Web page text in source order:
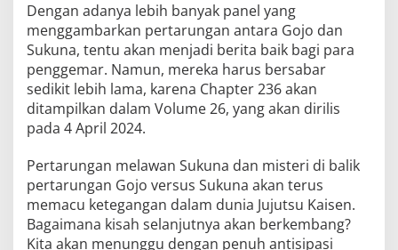
Dengan adanya lebih banyak panel yang
menggambarkan pertarungan antara Gojo dan
Sukuna, tentu akan menjadi berita baik bagi para
penggemar. Namun, mereka harus bersabar
sedikit lebih lama, karena Chapter 236 akan
ditampilkan dalam Volume 26, yang akan dirilis
pada 4 April 2024.
Pertarungan melawan Sukuna dan misteri di balik
pertarungan Gojo versus Sukuna akan terus
memacu ketegangan dalam dunia Jujutsu Kaisen.
Bagaimana kisah selanjutnya akan berkembang?
Kita akan menunggu dengan penuh antisipasi